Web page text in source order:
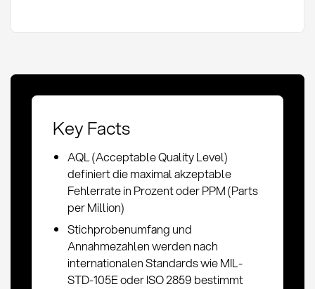
Key Facts
AQL (Acceptable Quality Level)
definiert die maximal akzeptable
Fehlerrate in Prozent oder PPM (Parts
per Million)
Stichprobenumfang und
Annahmezahlen werden nach
internationalen Standards wie MIL-
STD-105E oder ISO 2859 bestimmt